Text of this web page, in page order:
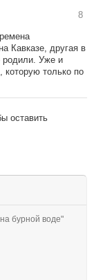
8
Кавказе, другая в
родили. Уже и
которую только по
оставить
бурной воде"